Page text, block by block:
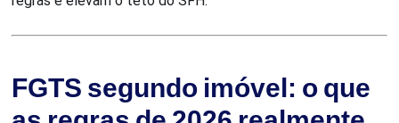
FGTS segundo imóvel: o que